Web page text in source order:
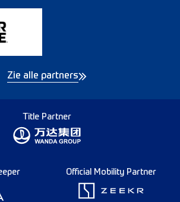
Zie alle partners
Title Partner
Official Mobility Partner